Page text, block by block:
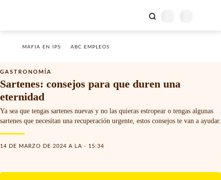
MAFIA EN IPS ABC EMPLEOS
GASTRONOMÍA
Sartenes: consejos para que duren una
eternidad
Ya sea que tengas sartenes nuevas y no las quieras estropear o tengas algunas
sartenes que necesitan una recuperación urgente, estos consejos te van a ayudar.
14 DE MARZO DE 2024 A LA - 15:34